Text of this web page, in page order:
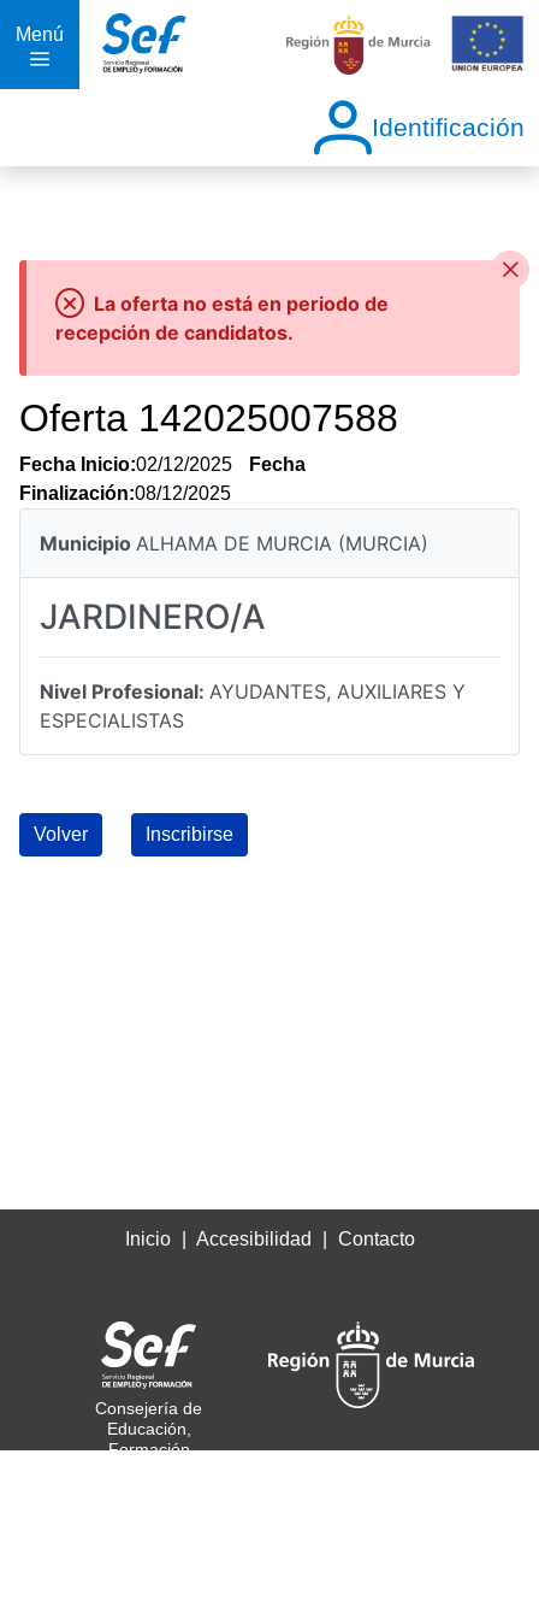
Menú
Identificación
La oferta no está en periodo de
recepción de candidatos.
Oferta 142025007588
Fecha Inicio:02/12/2025
Fecha
Finalización:08/12/2025
Municipio ALHAMA DE MURCIA (MURCIA)
JARDINERO/A
Nivel Profesional: AYUDANTES, AUXILIARES Y
ESPECIALISTAS
Volver Inscribirse
Inicio Accesibilidad Contacto
Consejería de
Educación,
Formación